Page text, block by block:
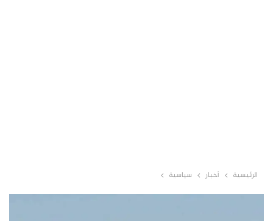
الرئيسية أخبار سياسية